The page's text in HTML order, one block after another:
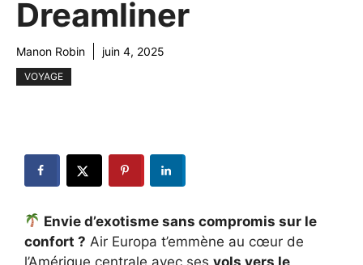
Dreamliner
Manon Robin juin 4, 2025
VOYAGE
Envie d’exotisme sans compromis sur le
confort ? Air Europa t’emmène au cœur de
l’Amérique centrale avec ses vols vers le